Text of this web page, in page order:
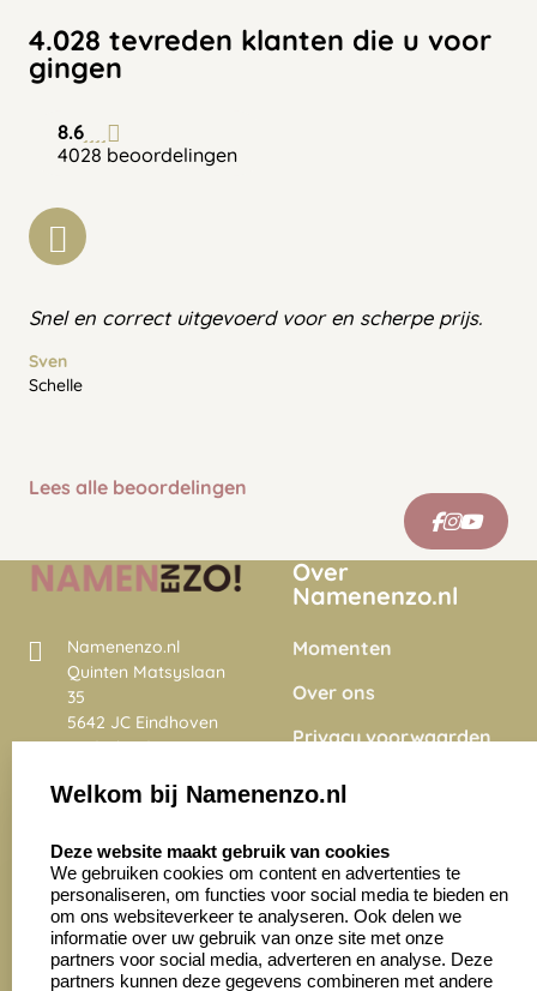
4.028 tevreden klanten die u voor
gingen
8.6
4028 beoordelingen
Snel en correct uitgevoerd voor en scherpe prijs.
Sven
Schelle
Lees alle beoordelingen
Namenenzo.nl
Quinten Matsyslaan
35
5642 JC Eindhoven
Nederland
4028 beoordelingen
Over
Namenenzo.nl
Momenten
Over ons
Privacy voorwaarden
Onze vacatures
Zakelijk:
Aanvraag op maat
Klantenservice:
Contact opnemen
Welkom bij Namenenzo.nl
Deze website maakt gebruik van cookies
We gebruiken cookies om content en advertenties te
personaliseren, om functies voor social media te bieden en
om ons websiteverkeer te analyseren. Ook delen we
informatie over uw gebruik van onze site met onze
partners voor social media, adverteren en analyse. Deze
partners kunnen deze gegevens combineren met andere